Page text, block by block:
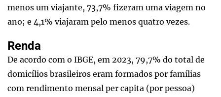
menos um viajante, 73,7% fizeram uma viagem no
ano; e 4,1% viajaram pelo menos quatro vezes.
Renda
De acordo com o IBGE, em 2023, 79,7% do total de
domicílios brasileiros eram formados por famílias
com rendimento mensal per capita (por pessoa)